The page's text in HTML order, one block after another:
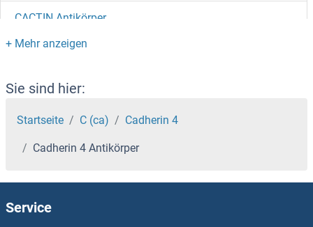
CACTIN Antikörper
CACNG8 Antikörper
CACNG7 Antikörper
CACNG6 Antikörper
CACNG5 Antikörper
Sie sind hier:
Startseite C (ca) Cadherin 4
Cadherin 4 Antikörper
Service